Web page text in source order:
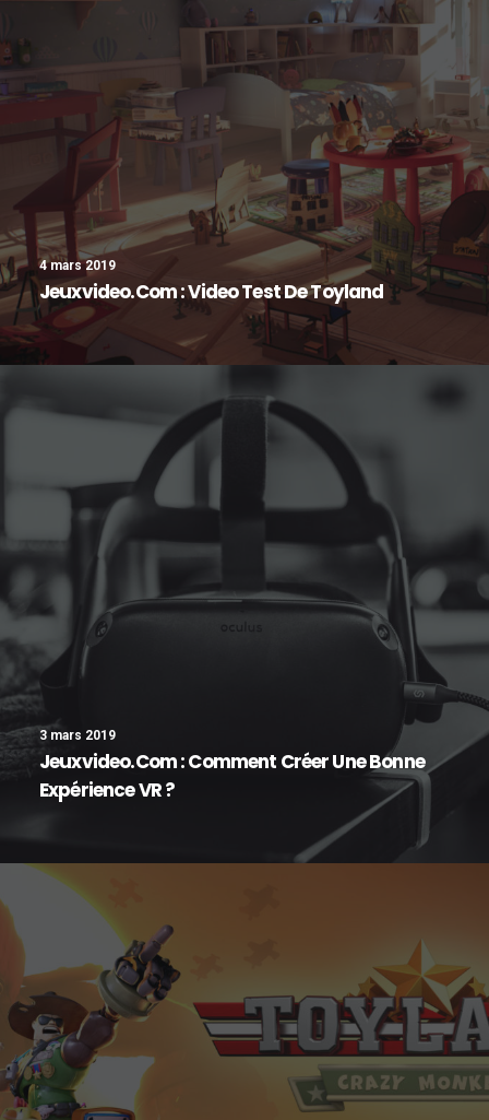
4 mars 2019
Jeuxvideo.com : Video Test De Toyland
3 mars 2019
Jeuxvideo.com : Comment Créer Une Bonne
Expérience VR ?